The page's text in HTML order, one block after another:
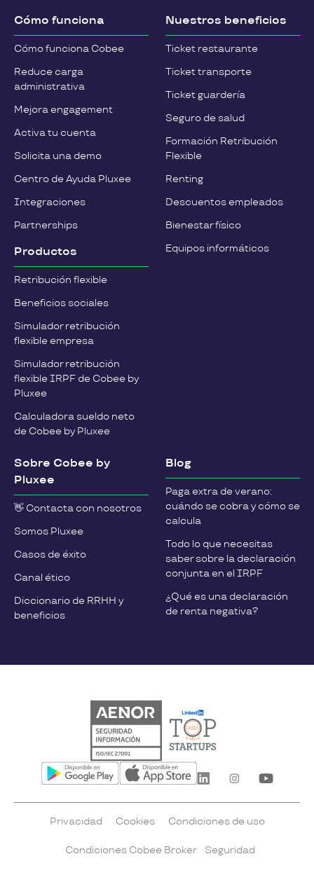
Cómo funciona
Cómo funciona Cobee
Reduce carga
administrativa
Mejora engagement
Activa tu cuenta
Solicita una demo
Centro de Ayuda Pluxee
Integraciones
Partnerships
Productos
Retribución flexible
Beneficios sociales
Simulador retribución
flexible empresa
Simulador retribución
flexible IRPF de Cobee by
Pluxee
Calculadora sueldo neto
de Cobee by Pluxee
Nuestros beneficios
Ticket restaurante
Ticket transporte
Ticket guardería
Seguro de salud
Formación Retribución
Flexible
Renting
Descuentos empleados
Bienestar físico
Equipos informáticos
Sobre Cobee by
Pluxee
👋 Contacta con nosotros
Somos Pluxee
Casos de éxito
Canal ético
Diccionario de RRHH y
beneficios
Blog
Paga extra de verano:
cuándo se cobra y cómo se
calcula
Todo lo que necesitas
saber sobre la declaración
conjunta en el IRPF
¿Qué es una declaración
de renta negativa?
Privacidad Cookies Condiciones de uso
Condiciones Cobee Broker Seguridad